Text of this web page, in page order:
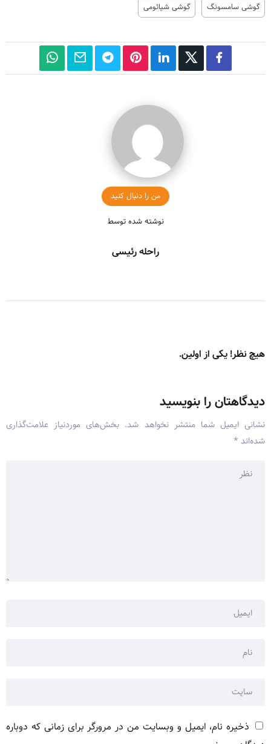
گوشی سامسونگ گوشی شیائومی
من را دنبال کنید
نوشته شده توسط
راحله رئیسی
هیچ نظر! یکی از اولین.
دیدگاهتان را بنویسید
نشانی ایمیل شما منتشر نخواهد شد. بخش‌های موردنیاز علامت‌گذاری
شده‌اند *
ذخیره نام، ایمیل و وبسایت من در مرورگر برای زمانی که دوباره